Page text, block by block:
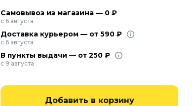
Самовывоз из магазина — 0 ₽
с 6 августа
Доставка курьером — от 590 ₽
с 6 августа
В пункты выдачи — от 250 ₽
с 9 августа
Добавить в корзину